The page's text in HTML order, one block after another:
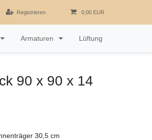
Registrieren 0,00 EUR
Armaturen Lüftung
90 x 90 x 14
30,5 cm